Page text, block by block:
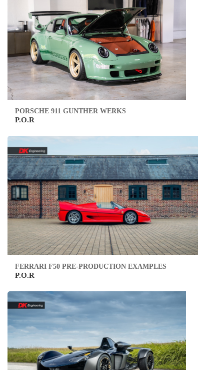
PORSCHE 911 GUNTHER WERKS
P.O.R
FERRARI F50 PRE-PRODUCTION EXAMPLES
P.O.R